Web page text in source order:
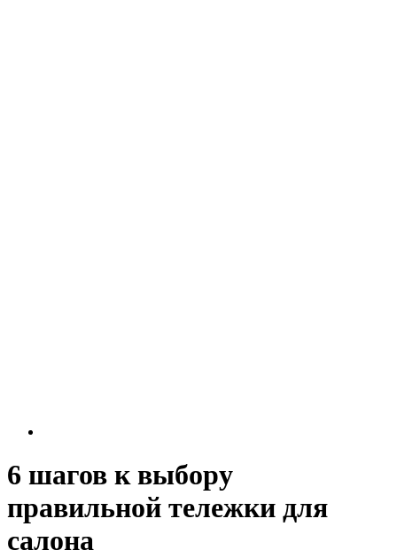
6 шагов к выбору
правильной тележки для
салона